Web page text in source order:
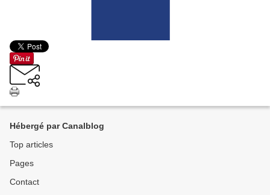
Hébergé par Canalblog
Top articles
Pages
Contact